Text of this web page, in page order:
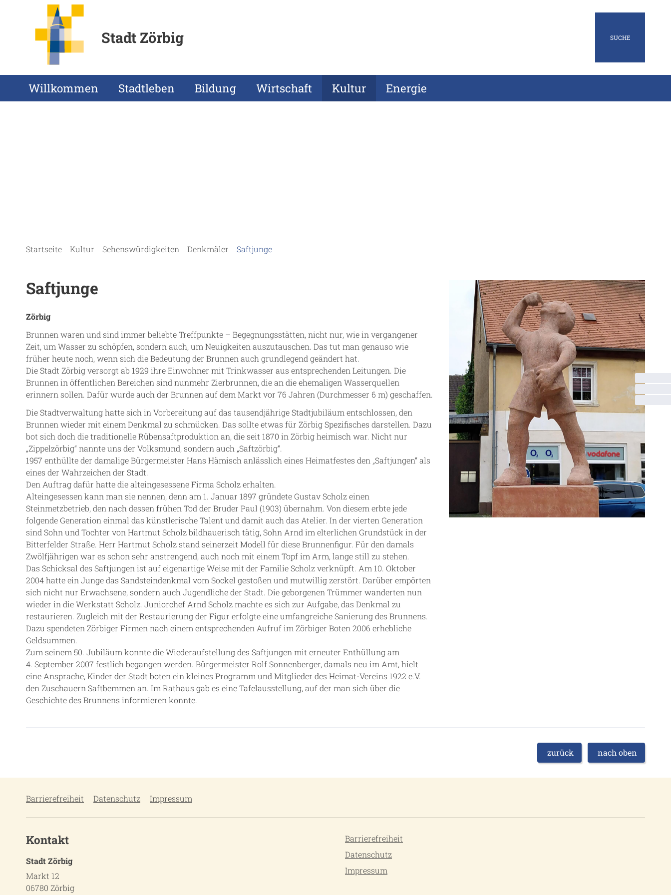
Stadt Zörbig SUCHE
Willkommen Stadtleben Bildung Wirtschaft Kultur Energie
Startseite Kultur Sehenswürdigkeiten Denkmäler Saftjunge
Saftjunge
Zörbig
Brunnen waren und sind immer beliebte Treffpunkte – Begegnungsstätten, nicht nur, wie in vergangener
Zeit, um Wasser zu schöpfen, sondern auch, um Neuigkeiten auszutauschen. Das tut man genauso wie
früher heute noch, wenn sich die Bedeutung der Brunnen auch grundlegend geändert hat.
Die Stadt Zörbig versorgt ab 1929 ihre Einwohner mit Trinkwasser aus entsprechenden Leitungen. Die
Brunnen in öffentlichen Bereichen sind nunmehr Zierbrunnen, die an die ehemaligen Wasserquellen
erinnern sollen. Dafür wurde auch der Brunnen auf dem Markt vor 76 Jahren (Durchmesser 6 m) geschaffen.
Die Stadtverwaltung hatte sich in Vorbereitung auf das tausendjährige Stadtjubiläum entschlossen, den
Brunnen wieder mit einem Denkmal zu schmücken. Das sollte etwas für Zörbig Spezifisches darstellen. Dazu
bot sich doch die traditionelle Rübensaftproduktion an, die seit 1870 in Zörbig heimisch war. Nicht nur
„Zippelzörbig“ nannte uns der Volksmund, sondern auch „Saftzörbig“.
1957 enthüllte der damalige Bürgermeister Hans Hämisch anlässlich eines Heimatfestes den „Saftjungen“ als
eines der Wahrzeichen der Stadt.
Den Auftrag dafür hatte die alteingesessene Firma Scholz erhalten.
Alteingesessen kann man sie nennen, denn am 1. Januar 1897 gründete Gustav Scholz einen
Steinmetzbetrieb, den nach dessen frühen Tod der Bruder Paul (1903) übernahm. Von diesem erbte jede
folgende Generation einmal das künstlerische Talent und damit auch das Atelier. In der vierten Generation
sind Sohn und Tochter von Hartmut Scholz bildhauerisch tätig, Sohn Arnd im elterlichen Grundstück in der
Bitterfelder Straße. Herr Hartmut Scholz stand seinerzeit Modell für diese Brunnenfigur. Für den damals
Zwölfjährigen war es schon sehr anstrengend, auch noch mit einem Topf im Arm, lange still zu stehen.
Das Schicksal des Saftjungen ist auf eigenartige Weise mit der Familie Scholz verknüpft. Am 10. Oktober
2004 hatte ein Junge das Sandsteindenkmal vom Sockel gestoßen und mutwillig zerstört. Darüber empörten
sich nicht nur Erwachsene, sondern auch Jugendliche der Stadt. Die geborgenen Trümmer wanderten nun
wieder in die Werkstatt Scholz. Juniorchef Arnd Scholz machte es sich zur Aufgabe, das Denkmal zu
restaurieren. Zugleich mit der Restaurierung der Figur erfolgte eine umfangreiche Sanierung des Brunnens.
Dazu spendeten Zörbiger Firmen nach einem entsprechenden Aufruf im Zörbiger Boten 2006 erhebliche
Geldsummen.
Zum seinem 50. Jubiläum konnte die Wiederaufstellung des Saftjungen mit erneuter Enthüllung am
4. September 2007 festlich begangen werden. Bürgermeister Rolf Sonnenberger, damals neu im Amt, hielt
eine Ansprache, Kinder der Stadt boten ein kleines Programm und Mitglieder des Heimat-Vereins 1922 e.V.
den Zuschauern Saftbemmen an. Im Rathaus gab es eine Tafelausstellung, auf der man sich über die
Geschichte des Brunnens informieren konnte.
zurück nach oben
Barrierefreiheit Datenschutz Impressum
Kontakt
Stadt Zörbig
Markt 12
06780 Zörbig
Barrierefreiheit
Datenschutz
Impressum